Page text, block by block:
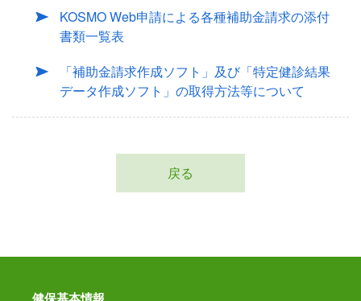
KOSMO Web申請による各種補助金請求の添付
書類一覧表
「補助金請求作成ソフト」及び「特定健診結果
データ作成ソフト」の取得方法等について
戻る